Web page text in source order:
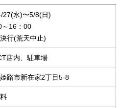
27(水)〜5/8(日)
～16：00
行(荒天中止)
店内、駐車場
路市新在家2丁目5-8